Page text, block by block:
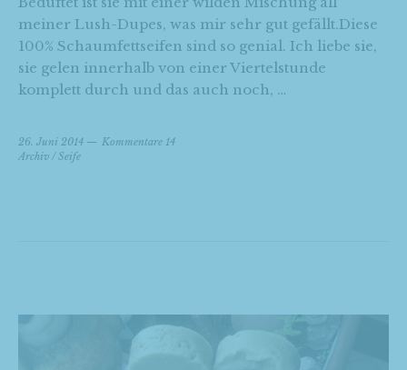
meiner Lush-Dupes, was mir sehr gut gefällt.Diese
100% Schaumfettseifen sind so genial. Ich liebe sie,
sie gelen innerhalb von einer Viertelstunde
komplett durch und das auch noch, …
26. Juni 2014
Kommentare 14
Archiv /Seife